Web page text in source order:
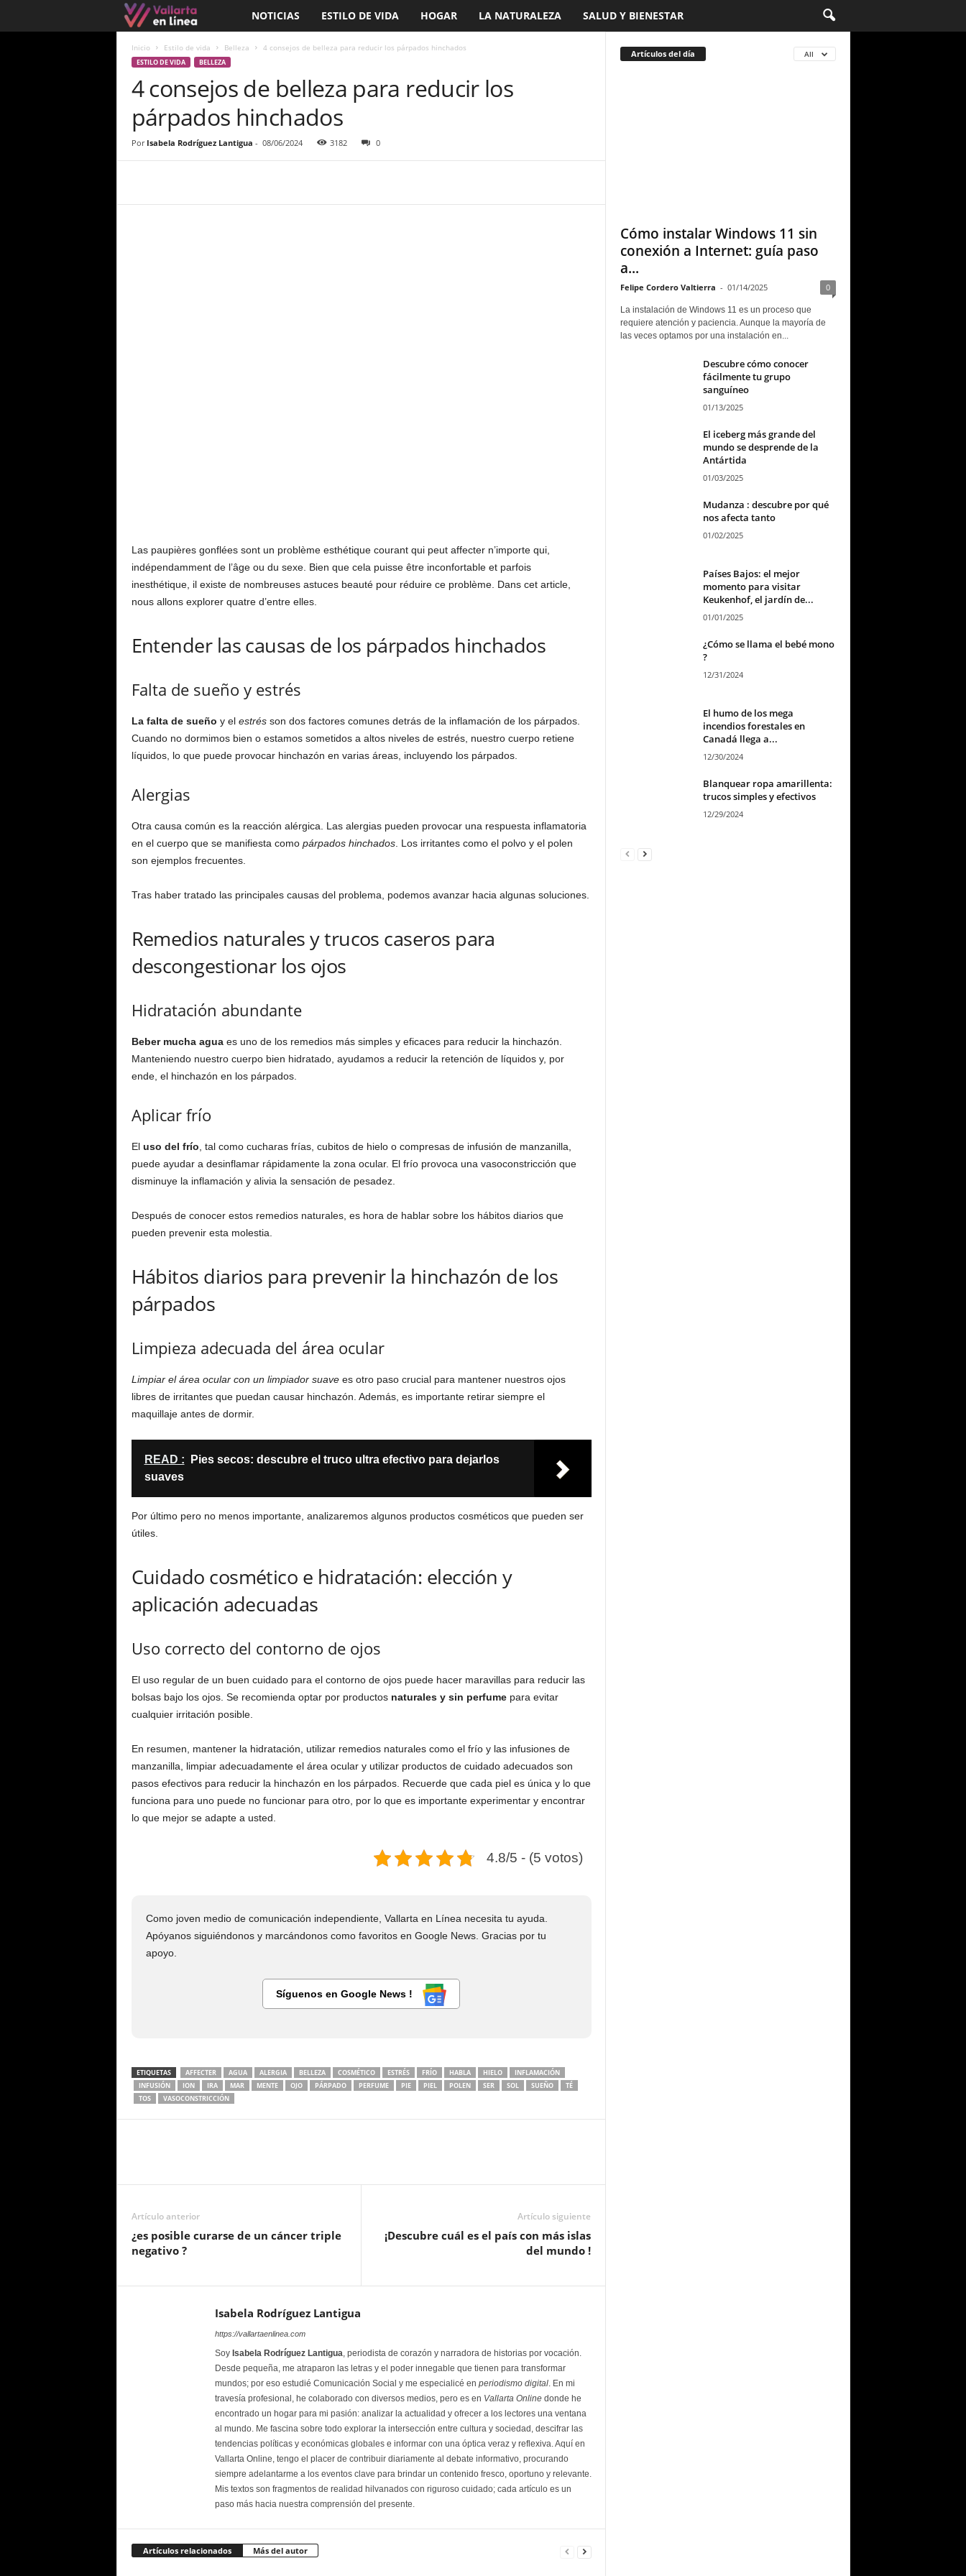
a
l
a
t
NOTICIAS ESTILO DE VIDA HOGAR LA NATURALEZA SALUD Y BIENESTAR
Inicio Estilo de vida Belleza 4 consejos de belleza para reducir los párpados hinchados
ESTILO DE VIDA BELLEZA
4 consejos de belleza para reducir los
párpados hinchados
Por Isabela Rodríguez Lantigua - 08/06/2024 3182 0
Las paupières gonflées sont un problème esthétique courant qui peut affecter n’importe qui,
indépendamment de l’âge ou du sexe. Bien que cela puisse être inconfortable et parfois
inesthétique, il existe de nombreuses astuces beauté pour réduire ce problème. Dans cet article,
nous allons explorer quatre d’entre elles.
Entender las causas de los párpados hinchados
Falta de sueño y estrés
La falta de sueño y el estrésson dos factores comunes detrás de la inflamación de los párpados.
Cuando no dormimos bien o estamos sometidos a altos niveles de estrés, nuestro cuerpo retiene
líquidos, lo que puede provocar hinchazón en varias áreas, incluyendo los párpados.
Alergias
Otra causa común es la reacción alérgica. Las alergias pueden provocar una respuesta inflamatoria
en el cuerpo que se manifiesta como párpados hinchados. Los irritantes como el polvo y el polen
son ejemplos frecuentes.
Tras haber tratado las principales causas del problema, podemos avanzar hacia algunas soluciones.
Remedios naturales y trucos caseros para
descongestionar los ojos
Hidratación abundante
Beber mucha aguaes uno de los remedios más simples y eficaces para reducir la hinchazón.
Manteniendo nuestro cuerpo bien hidratado, ayudamos a reducir la retención de líquidos y, por
ende, el hinchazón en los párpados.
Aplicar frío
El uso del frío , tal como cucharas frías, cubitos de hielo o compresas de infusión de manzanilla,
puede ayudar a desinflamar rápidamente la zona ocular. El frío provoca una vasoconstricción que
disminuye la inflamación y alivia la sensación de pesadez.
Después de conocer estos remedios naturales, es hora de hablar sobre los hábitos diarios que
pueden prevenir esta molestia.
Hábitos diarios para prevenir la hinchazón de los
párpados
Limpieza adecuada del área ocular
Limpiar el área ocular con un limpiador suavees otro paso crucial para mantener nuestros ojos
libres de irritantes que puedan causar hinchazón. Además, es importante retirar siempre el
maquillaje antes de dormir.
READ :
Pies secos: descubre el truco ultra efectivo para dejarlos
suaves
Por último pero no menos importante, analizaremos algunos productos cosméticos que pueden ser
útiles.
Cuidado cosmético e hidratación: elección y
aplicación adecuadas
Uso correcto del contorno de ojos
El uso regular de un buen cuidado para el contorno de ojos puede hacer maravillas para reducir las
bolsas bajo los ojos. Se recomienda optar por productos naturales y sin perfumepara evitar
cualquier irritación posible.
En resumen, mantener la hidratación, utilizar remedios naturales como el frío y las infusiones de
manzanilla, limpiar adecuadamente el área ocular y utilizar productos de cuidado adecuados son
pasos efectivos para reducir la hinchazón en los párpados. Recuerde que cada piel es única y lo que
funciona para uno puede no funcionar para otro, por lo que es importante experimentar y encontrar
lo que mejor se adapte a usted.
4.8/5 - (5 votos)
Como joven medio de comunicación independiente, Vallarta en Línea necesita tu ayuda.
Apóyanos siguiéndonos y marcándonos como favoritos en Google News. Gracias por tu
apoyo.
Síguenos en Google News !
ETIQUETAS AFFECTER AGUA ALERGIA BELLEZA COSMÉTICO ESTRÉS FRÍO HABLA HIELO
INFLAMACIÓN
INFUSIÓN
ION IRA MAR MENTE OJO PÁRPADO PERFUME PIE PIEL POLEN SER SOL SUEÑO
TÉ
TOS
VASOCONSTRICCIÓN
Artículo anterior
¿es posible curarse de un cáncer triple
negativo ?
Artículo siguiente
¡Descubre cuál es el país con más islas
del mundo !
Isabela Rodríguez Lantigua
https://vallartaenlinea.com
Soy Isabela Rodríguez Lantigua, periodista de corazón y narradora de historias por vocación.
Desde pequeña, me atraparon las letras y el poder innegable que tienen para transformar
mundos; por eso estudié Comunicación Social y me especialicé en periodismo digital. En mi
travesía profesional, he colaborado con diversos medios, pero es en Vallarta Onlinedonde he
encontrado un hogar para mi pasión: analizar la actualidad y ofrecer a los lectores una ventana
al mundo. Me fascina sobre todo explorar la intersección entre cultura y sociedad, descifrar las
tendencias políticas y económicas globales e informar con una óptica veraz y reflexiva. Aquí en
Vallarta Online, tengo el placer de contribuir diariamente al debate informativo, procurando
siempre adelantarme a los eventos clave para brindar un contenido fresco, oportuno y relevante.
Mis textos son fragmentos de realidad hilvanados con riguroso cuidado; cada artículo es un
paso más hacia nuestra comprensión del presente.
Artículos relacionados Más del autor
Artículos del día All
Cómo instalar Windows 11 sin
conexión a Internet: guía paso
a...
Felipe Cordero Valtierra - 01/14/2025 0
La instalación de Windows 11 es un proceso que
requiere atención y paciencia. Aunque la mayoría de
las veces optamos por una instalación en...
Descubre cómo conocer
fácilmente tu grupo
sanguíneo
01/13/2025
El iceberg más grande del
mundo se desprende de la
Antártida
01/03/2025
Mudanza : descubre por qué
nos afecta tanto
01/02/2025
Países Bajos: el mejor
momento para visitar
Keukenhof, el jardín de...
01/01/2025
¿Cómo se llama el bebé mono
?
12/31/2024
El humo de los mega
incendios forestales en
Canadá llega a...
12/30/2024
Blanquear ropa amarillenta:
trucos simples y efectivos
12/29/2024